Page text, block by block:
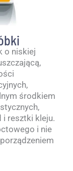
o niskiej
środkiem
i resztki kleju.
i nie